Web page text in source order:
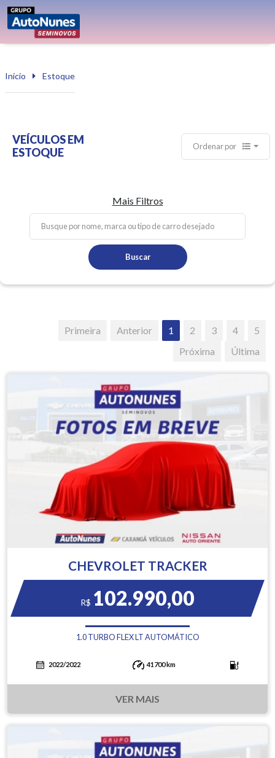
Início Estoque
VEÍCULOS EM
ESTOQUE
Ordenar por
Mais Filtros
Buscar
Primeira Anterior 1 2 3 4
5
Próxima
Última
CHEVROLET TRACKER
R$ 102.990,00
1.0 TURBO FLEX LT AUTOMÁTICO
2022/2022 41700 km
VER MAIS